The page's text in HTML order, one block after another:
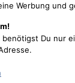
Werbung und
benötigst Du nur